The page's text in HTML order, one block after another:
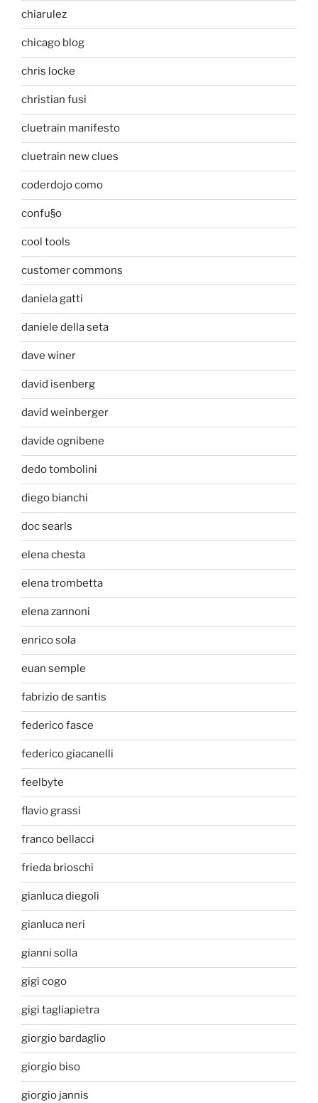
chiarulez
chicago blog
chris locke
christian fusi
cluetrain manifesto
cluetrain new clues
coderdojo como
confu§o
cool tools
customer commons
daniela gatti
daniele della seta
dave winer
david isenberg
david weinberger
davide ognibene
dedo tombolini
diego bianchi
doc searls
elena chesta
elena trombetta
elena zannoni
enrico sola
euan semple
fabrizio de santis
federico fasce
federico giacanelli
feelbyte
flavio grassi
franco bellacci
frieda brioschi
gianluca diegoli
gianluca neri
gianni solla
gigi cogo
gigi tagliapietra
giorgio bardaglio
giorgio biso
giorgio jannis